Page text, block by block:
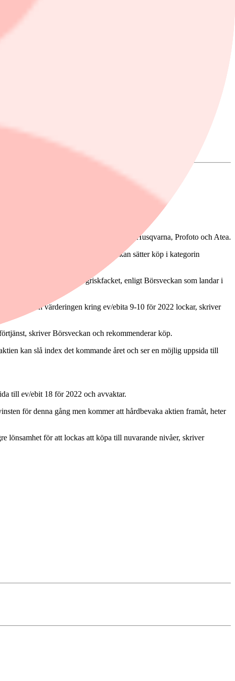
i Instalco samt ger rådet avvakta för Husqvarna, Profoto och Atea.
val på en mer orolig börs. Börsveckan sätter köp i kategorin
är fortsatt intressant i högriskfacket, enligt Börsveckan som landar i
men värderingen kring ev/ebita 9-10 för 2022 lockar, skriver
skriver Börsveckan och rekommenderar köp.
kan slå index det kommande året och ser en möjlig uppsida till
till ev/ebit 18 för 2022 och avvaktar.
för denna gång men kommer att hårdbevaka aktien framåt, heter
lönsamhet för att lockas att köpa till nuvarande nivåer, skriver